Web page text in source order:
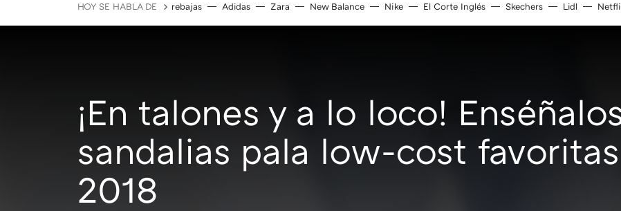
HOY SE HABLA DE rebajas Adidas Zara New Balance Nike El Corte Inglés Skechers Lidl
¡En talones y a lo loco!
sandalias pala low-cost
2018